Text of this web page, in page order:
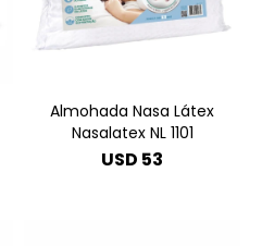
Almohada Nasa Látex
Nasalatex NL 1101
USD 53